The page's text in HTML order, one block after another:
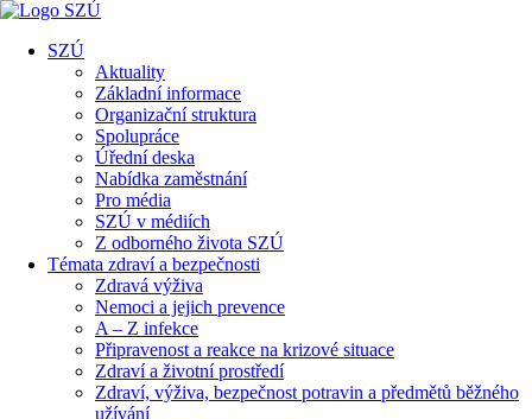
SZÚ
Aktuality
Základní informace
Organizační struktura
Spolupráce
Úřední deska
Nabídka zaměstnání
Pro média
SZÚ v médiích
Z odborného života SZÚ
Témata zdraví a bezpečnosti
Zdravá výživa
Nemoci a jejich prevence
A – Z infekce
Připravenost a reakce na krizové situace
Zdraví a životní prostředí
Zdraví, výživa, bezpečnost potravin a předmětů běžného
užívání